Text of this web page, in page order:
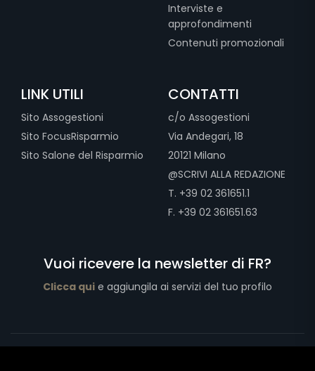
Interviste e
approfondimenti
Contenuti promozionali
LINK UTILI
Sito Assogestioni
Sito FocusRisparmio
Sito Salone del Risparmio
CONTATTI
c/o Assogestioni
Via Andegari, 18
20121 Milano
@SCRIVI ALLA REDAZIONE
T. +39 02 361651.1
F. +39 02 361651.63
Vuoi ricevere la newsletter di FR?
Clicca qui e aggiungila ai servizi del tuo profilo